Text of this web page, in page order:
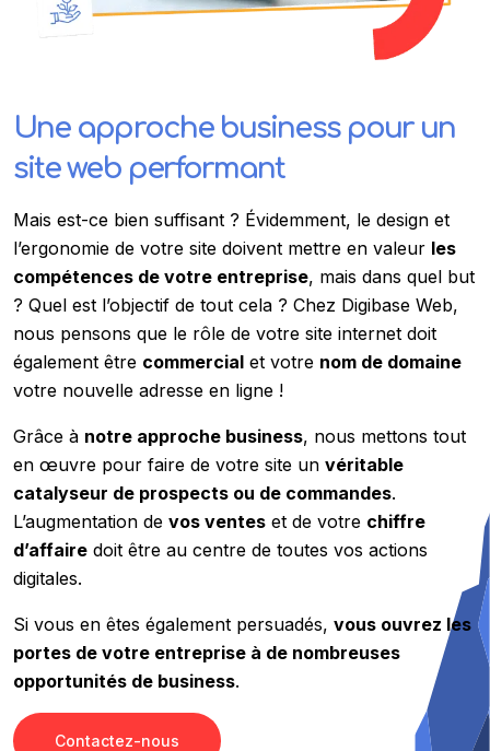
Une approche businesspour un
site web performant
Mais est-ce bien suffisant ? Évidemment, le design et
l’ergonomie de votre site doivent mettre en valeur les
compétences de votre entreprise, mais dans quel but
? Quel est l’objectif de tout cela ? Chez Digibase Web,
nous pensons que le rôle de votre site internet doit
également être commercial et votre nom de domaine
votre nouvelle adresse en ligne !
Grâce à notre approche business, nous mettons tout
en œuvre pour faire de votre site un véritable
catalyseur de prospects ou de commandes.
L’augmentation de vos ventes et de votre chiffre
d’affaire doit être au centre de toutes vos actions
digitales.
Si vous en êtes également persuadés, vous ouvrez les
portes de votre entreprise à de nombreuses
opportunités de business.
Contactez-nous